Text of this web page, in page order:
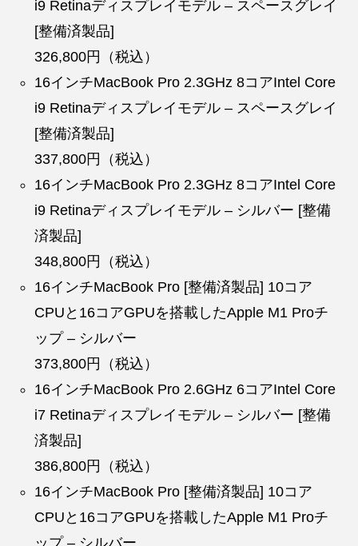
i9 Retinaディスプレイモデル – スペースグレイ
[整備済製品]
326,800円（税込）
16インチMacBook Pro 2.3GHz 8コアIntel Core
i9 Retinaディスプレイモデル – スペースグレイ
[整備済製品]
337,800円（税込）
16インチMacBook Pro 2.3GHz 8コアIntel Core
i9 Retinaディスプレイモデル – シルバー [整備
済製品]
348,800円（税込）
16インチMacBook Pro [整備済製品] 10コア
CPUと16コアGPUを搭載したApple M1 Proチ
ップ – シルバー
373,800円（税込）
16インチMacBook Pro 2.6GHz 6コアIntel Core
i7 Retinaディスプレイモデル – シルバー [整備
済製品]
386,800円（税込）
16インチMacBook Pro [整備済製品] 10コア
CPUと16コアGPUを搭載したApple M1 Proチ